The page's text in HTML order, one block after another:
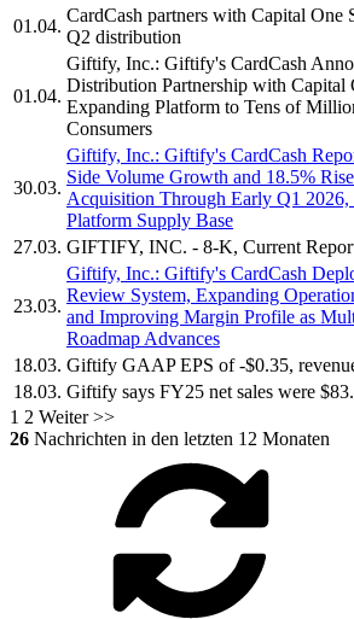
01.04.
CardCash partners with Capital One
Q2 distribution
01.04.
Giftify, Inc.: Giftify's CardCash
Distribution Partnership with Capital
Expanding Platform to Tens of
Consumers
30.03.
Giftify, Inc.: Giftify's CardCash
Side Volume Growth and 18.5%
Acquisition Through Early Q1 2026,
Platform Supply Base
27.03. GIFTIFY, INC. - 8-K, Current
23.03.
Giftify, Inc.: Giftify's CardCash
Review System, Expanding
and Improving Margin Profile as
Roadmap Advances
18.03. Giftify GAAP EPS of -$0.35,
18.03. Giftify says FY25 net sales were
1 2 Weiter >>
26 Nachrichten in den letzten 12 Monaten